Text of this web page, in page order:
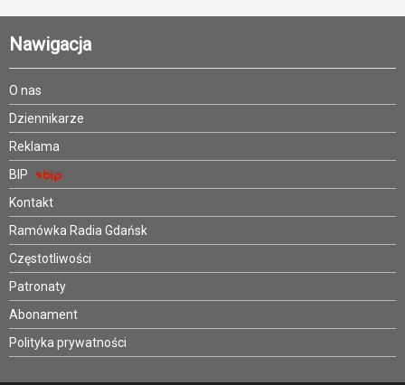
Nawigacja
O nas
Dziennikarze
Reklama
BIP
Kontakt
Ramówka Radia Gdańsk
Częstotliwości
Patronaty
Abonament
Polityka prywatności